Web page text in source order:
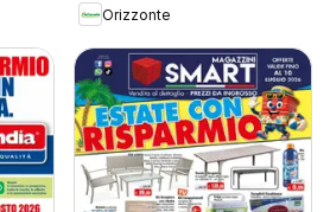
Orizzonte